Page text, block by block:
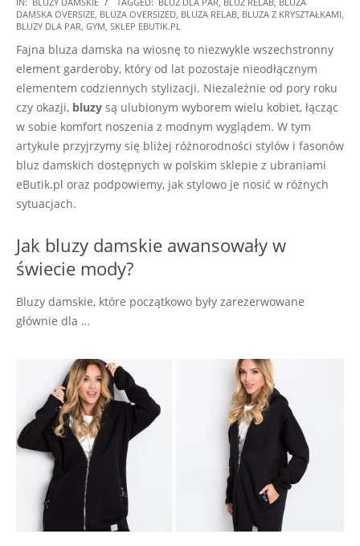
08-
DAMSKA OVERSIZE, BLUZA OVERSIZED, BLUZA RELAB, BLUZA Z KRYSZTAŁKAMI,
BLUZY DLA PAR, GYM, SKLEP EBUTIK.PL
Fajna bluza damska na wiosnę to niezwykle wszechstronny
element garderoby, który od lat pozostaje nieodłącznym
elementem codziennych stylizacji. Niezależnie od pory roku
czy okazji, bluzy są ulubionym wyborem wielu kobiet, łącząc
w sobie komfort noszenia z modnym wyglądem. W tym
artykule przyjrzymy się bliżej różnorodności stylów i fasonów
bluz damskich dostępnych w polskim sklepie z ubraniami
eButik.pl oraz podpowiemy, jak stylowo je nosić w różnych
sytuacjach.
Jak bluzy damskie awansowały w
świecie mody?
Bluzy damskie, które początkowo były zarezerwowane
głównie dla …